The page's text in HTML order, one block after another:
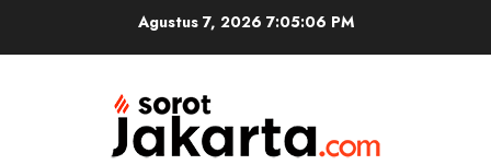
Agustus 7, 2026 7:05:06 PM